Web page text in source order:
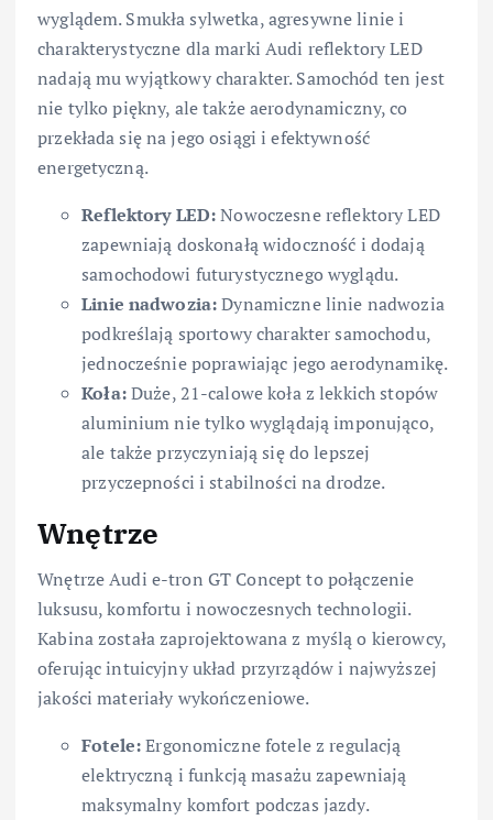
wyglądem. Smukła sylwetka, agresywne linie i
charakterystyczne dla marki Audi reflektory LED
nadają mu wyjątkowy charakter. Samochód ten jest
nie tylko piękny, ale także aerodynamiczny, co
przekłada się na jego osiągi i efektywność
energetyczną.
Reflektory LED:Nowoczesne reflektory LED
zapewniają doskonałą widoczność i dodają
samochodowi futurystycznego wyglądu.
Linie nadwozia:Dynamiczne linie nadwozia
podkreślają sportowy charakter samochodu,
jednocześnie poprawiając jego aerodynamikę.
Koła:Duże, 21-calowe koła z lekkich stopów
aluminium nie tylko wyglądają imponująco,
ale także przyczyniają się do lepszej
przyczepności i stabilności na drodze.
Wnętrze
Wnętrze Audi e-tron GT Concept to połączenie
luksusu, komfortu i nowoczesnych technologii.
Kabina została zaprojektowana z myślą o kierowcy,
oferując intuicyjny układ przyrządów i najwyższej
jakości materiały wykończeniowe.
Fotele:Ergonomiczne fotele z regulacją
elektryczną i funkcją masażu zapewniają
maksymalny komfort podczas jazdy.